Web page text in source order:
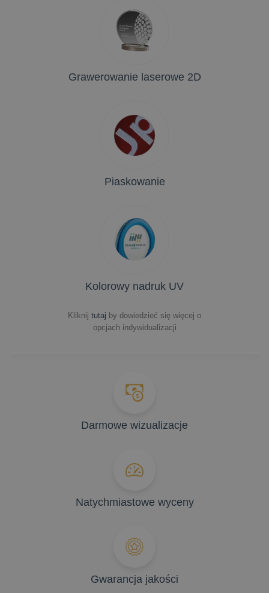
Grawerowanie laserowe 2D
Piaskowanie
Kolorowy nadruk UV
Kliknij tutaj by dowiedzieć się więcej o
opcjach indywidualizacji
Darmowe wizualizacje
Natychmiastowe wyceny
Gwarancja jakości